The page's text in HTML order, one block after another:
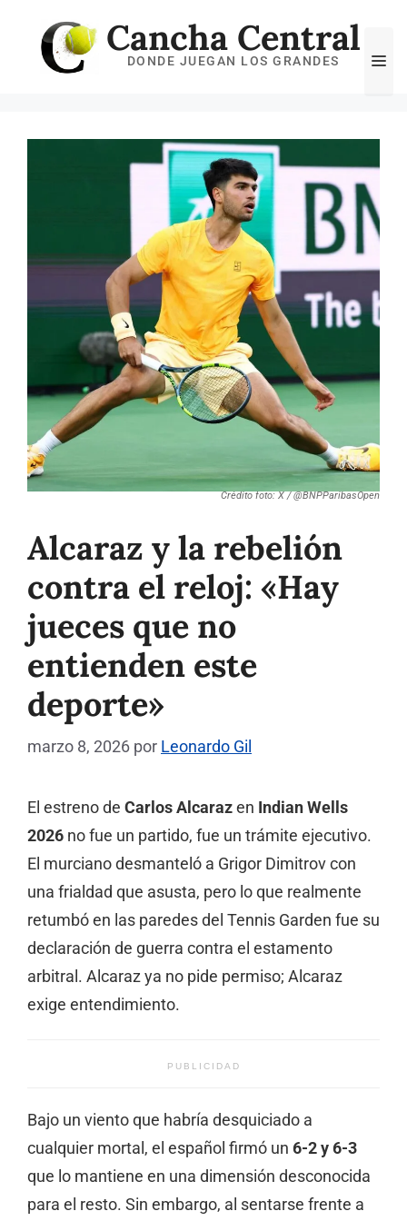
contenido
Cancha Central
DONDE JUEGAN LOS GRANDES
Crédito foto: X / @BNPParibasOpen
Alcaraz y la rebelión
contra el reloj: «Hay
jueces que no
entienden este
deporte»
marzo 8, 2026 por Leonardo Gil
El estreno de Carlos Alcaraz en Indian Wells
2026 no fue un partido, fue un trámite ejecutivo.
El murciano desmanteló a Grigor Dimitrov con
una frialdad que asusta, pero lo que realmente
retumbó en las paredes del Tennis Garden fue su
declaración de guerra contra el estamento
arbitral. Alcaraz ya no pide permiso; Alcaraz
exige entendimiento.
PUBLICIDAD
Bajo un viento que habría desquiciado a
cualquier mortal, el español firmó un 6-2 y 6-3
que lo mantiene en una dimensión desconocida
para el resto. Sin embargo, al sentarse frente a